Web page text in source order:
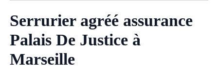
Serrurier agréé assurance
Palais De Justice à
Marseille